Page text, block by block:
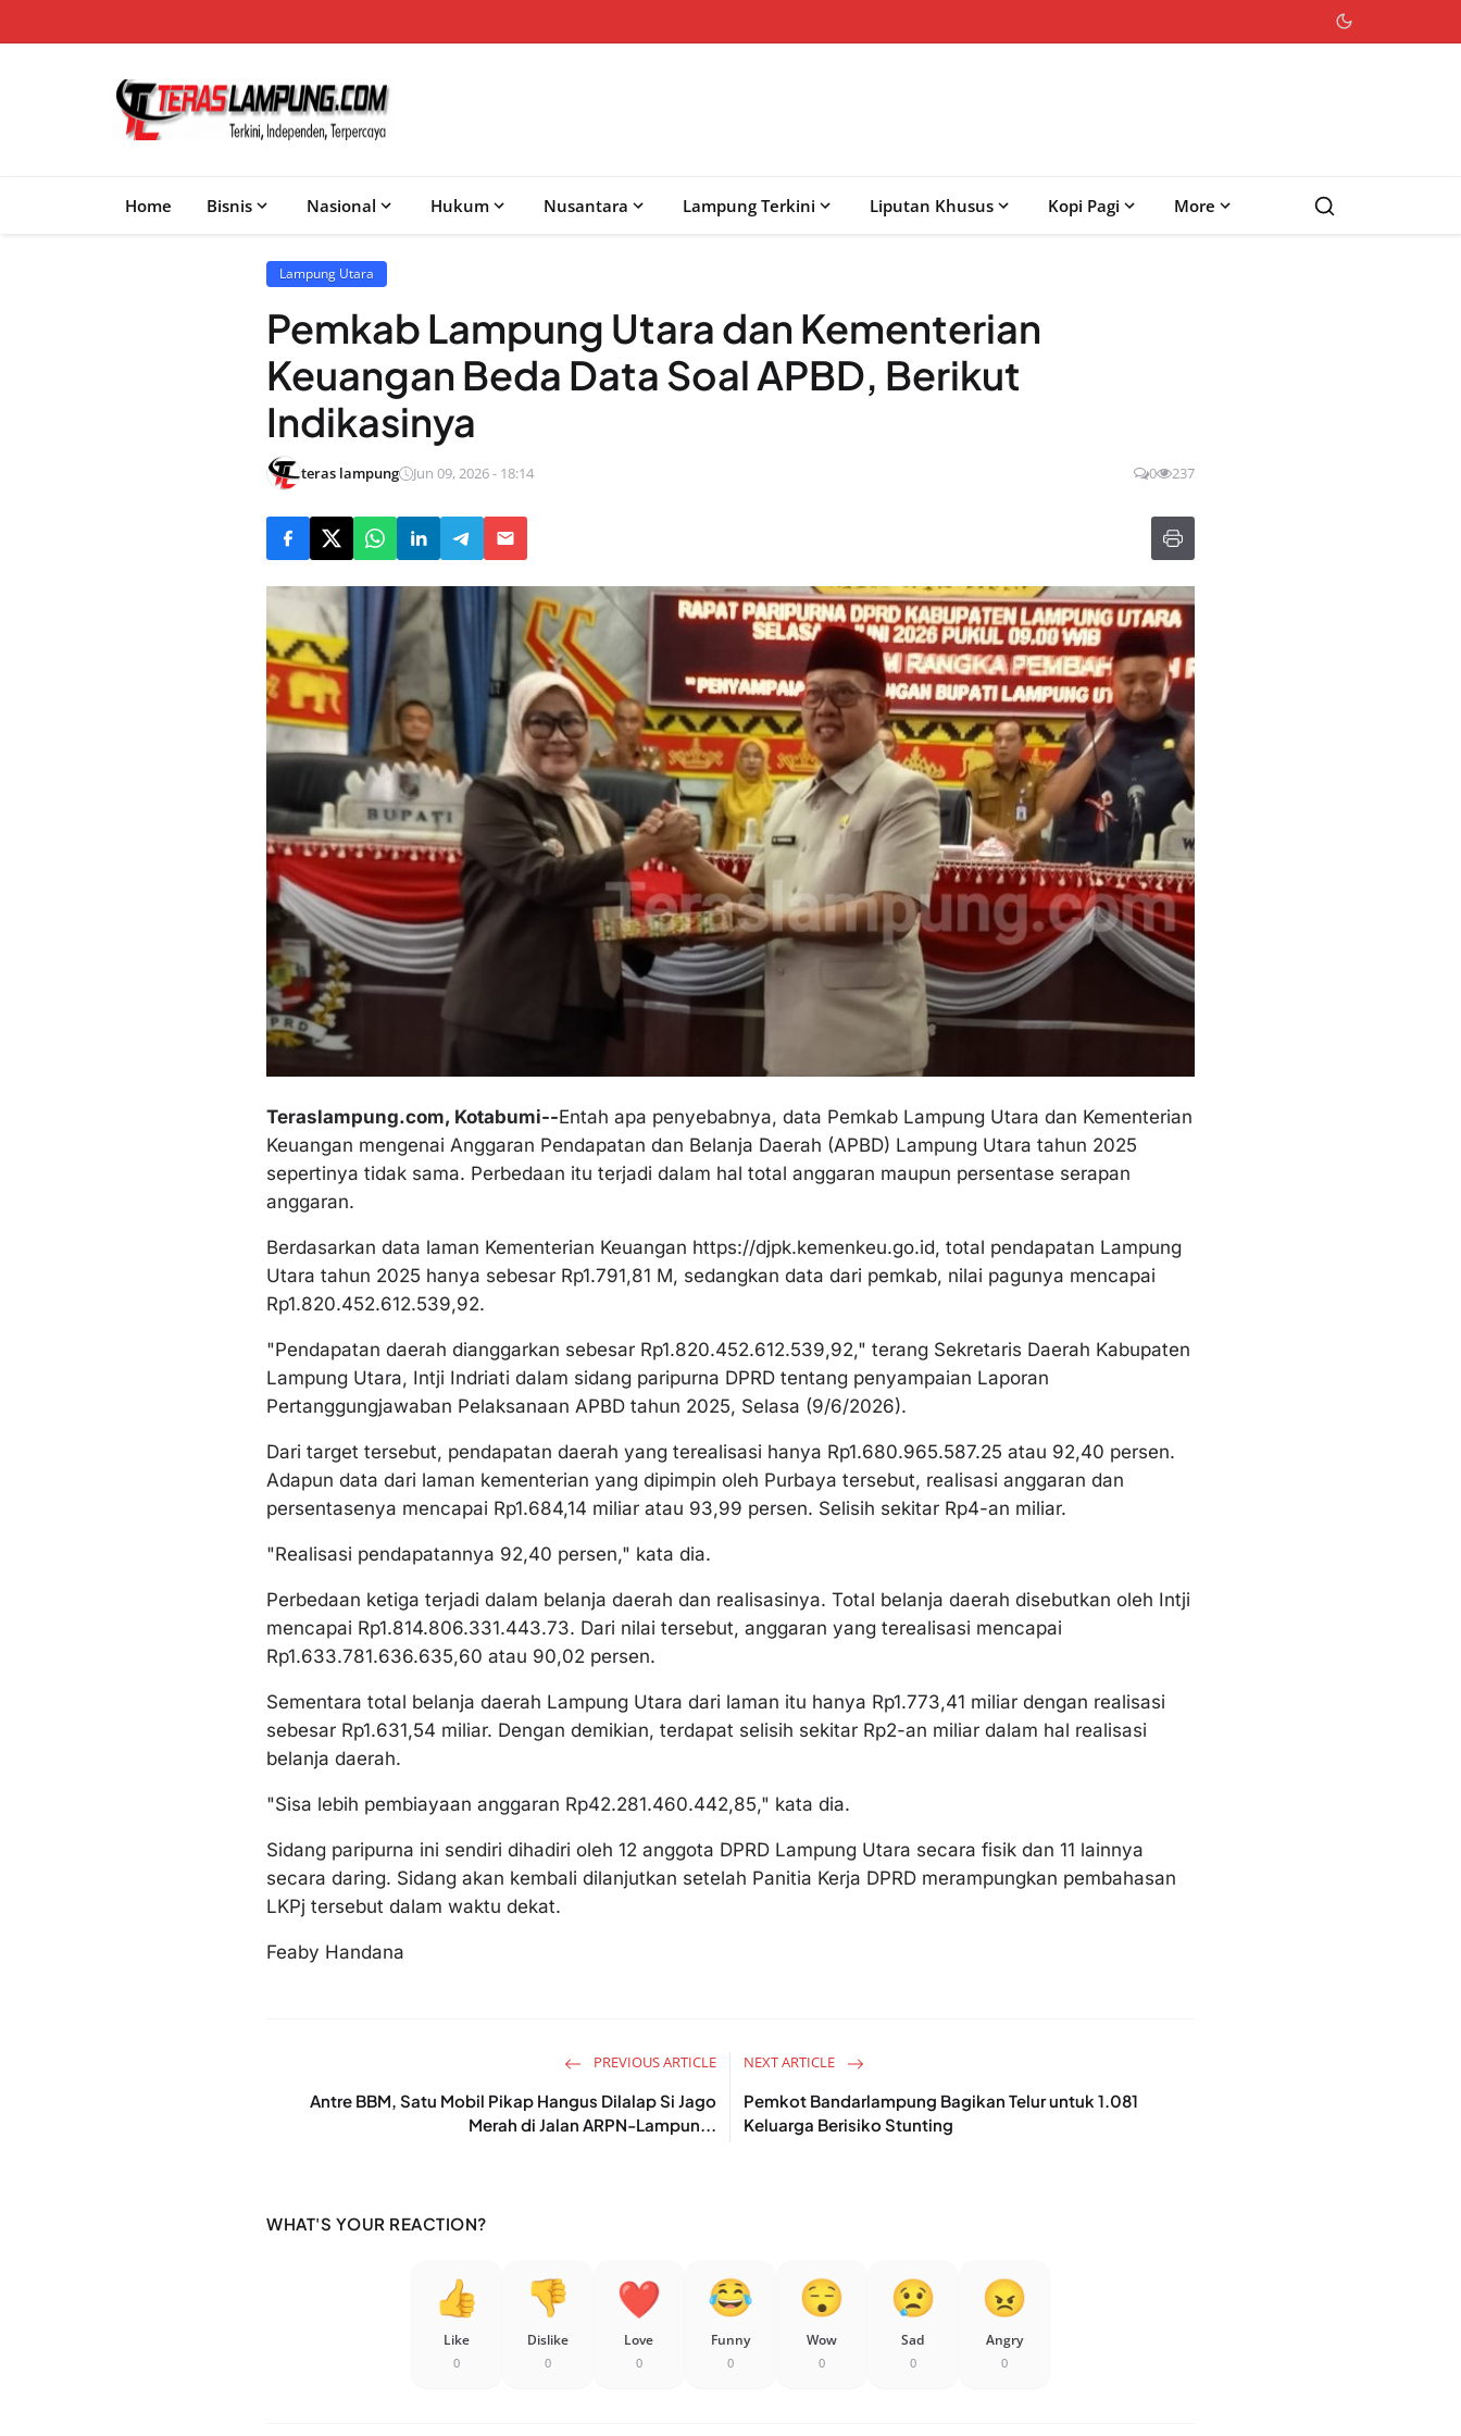
Home Bisnis Nasional Hukum Nusantara Lampung Terkini Liputan Khusus Kopi Pagi More
Lampung Utara
Pemkab Lampung Utara dan Kementerian
Keuangan Beda Data Soal APBD, Berikut
Indikasinya
teras lampung Jun 09, 2026 - 18:14 0 237
Teraslampung.com, Kotabumi--Entah apa penyebabnya, data Pemkab Lampung Utara dan Kementerian
Keuangan mengenai Anggaran Pendapatan dan Belanja Daerah (APBD) Lampung Utara tahun 2025
sepertinya tidak sama. Perbedaan itu terjadi dalam hal total anggaran maupun persentase serapan
anggaran.
Berdasarkan data laman Kementerian Keuangan https://djpk.kemenkeu.go.id, total pendapatan Lampung
Utara tahun 2025 hanya sebesar Rp1.791,81 M, sedangkan data dari pemkab, nilai pagunya mencapai
Rp1.820.452.612.539,92.
"Pendapatan daerah dianggarkan sebesar Rp1.820.452.612.539,92," terang Sekretaris Daerah Kabupaten
Lampung Utara, Intji Indriati dalam sidang paripurna DPRD tentang penyampaian Laporan
Pertanggungjawaban Pelaksanaan APBD tahun 2025, Selasa (9/6/2026).
Dari target tersebut, pendapatan daerah yang terealisasi hanya Rp1.680.965.587.25 atau 92,40 persen.
Adapun data dari laman kementerian yang dipimpin oleh Purbaya tersebut, realisasi anggaran dan
persentasenya mencapai Rp1.684,14 miliar atau 93,99 persen. Selisih sekitar Rp4-an miliar.
"Realisasi pendapatannya 92,40 persen," kata dia.
Perbedaan ketiga terjadi dalam belanja daerah dan realisasinya. Total belanja daerah disebutkan oleh Intji
mencapai Rp1.814.806.331.443.73. Dari nilai tersebut, anggaran yang terealisasi mencapai
Rp1.633.781.636.635,60 atau 90,02 persen.
Sementara total belanja daerah Lampung Utara dari laman itu hanya Rp1.773,41 miliar dengan realisasi
sebesar Rp1.631,54 miliar. Dengan demikian, terdapat selisih sekitar Rp2-an miliar dalam hal realisasi
belanja daerah.
"Sisa lebih pembiayaan anggaran Rp42.281.460.442,85," kata dia.
Sidang paripurna ini sendiri dihadiri oleh 12 anggota DPRD Lampung Utara secara fisik dan 11 lainnya
secara daring. Sidang akan kembali dilanjutkan setelah Panitia Kerja DPRD merampungkan pembahasan
LKPj tersebut dalam waktu dekat.
Feaby Handana
PREVIOUS ARTICLE
Antre BBM, Satu Mobil Pikap Hangus Dilalap Si Jago
Merah di Jalan ARPN-Lampun...
NEXT ARTICLE
Pemkot Bandarlampung Bagikan Telur untuk 1.081
Keluarga Berisiko Stunting
WHAT'S YOUR REACTION?
Like
0
Dislike
0
Love
0
Funny
0
Wow
0
Sad
0
Angry
0